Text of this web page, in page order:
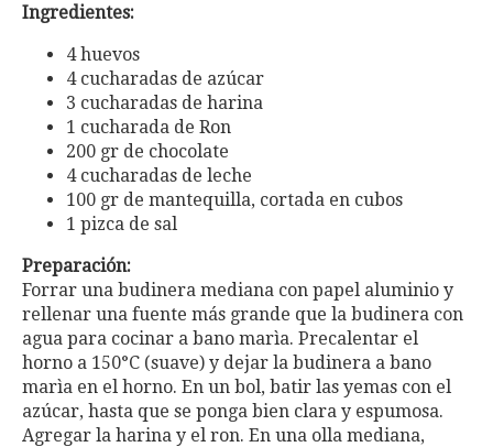
Ingredientes:
4 huevos
4 cucharadas de azúcar
3 cucharadas de harina
1 cucharada de Ron
200 gr de chocolate
4 cucharadas de leche
100 gr de mantequilla, cortada en cubos
1 pizca de sal
Preparación:
Forrar una budinera mediana con papel aluminio y
rellenar una fuente más grande que la budinera con
agua para cocinar a bano marìa. Precalentar el
horno a 150°C (suave) y dejar la budinera a bano
marìa en el horno. En un bol, batir las yemas con el
azúcar, hasta que se ponga bien clara y espumosa.
Agregar la harina y el ron. En una olla mediana,